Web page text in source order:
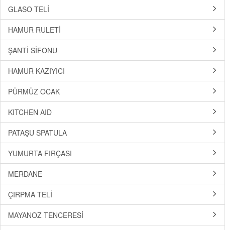
GLASO TELİ
HAMUR RULETİ
ŞANTİ SİFONU
HAMUR KAZIYICI
PÜRMÜZ OCAK
KITCHEN AID
PATAŞU SPATULA
YUMURTA FIRÇASI
MERDANE
ÇIRPMA TELİ
MAYANOZ TENCERESİ